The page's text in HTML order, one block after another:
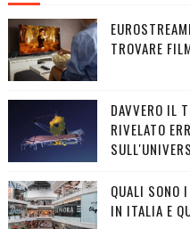
TROVARE
DAVVERO IL
RIVELATO
QUALI SONO
IN ITALIA E